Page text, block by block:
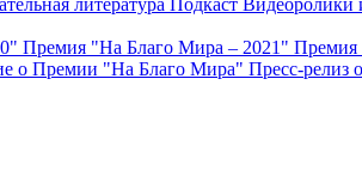
литература Подкаст Видеоролики
Премия "На Благо Мира – 2021" Премия
о Премии "На Благо Мира" Пресс-релиз